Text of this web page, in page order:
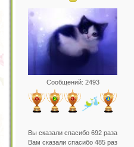
Сообщений: 2493
Вы сказали спасибо 692 раза
Вам сказали спасибо 485 раз